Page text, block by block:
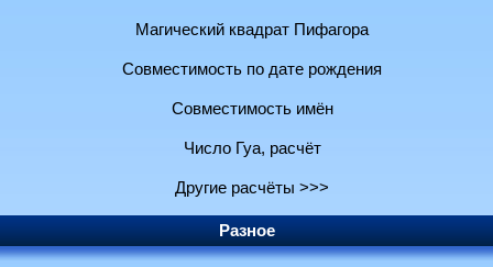
Магический квадрат Пифагора
Совместимость по дате рождения
Совместимость имён
Число Гуа, расчёт
Другие расчёты >>>
Разное